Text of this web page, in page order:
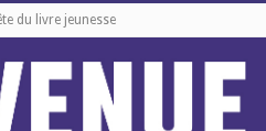
du livre jeunesse